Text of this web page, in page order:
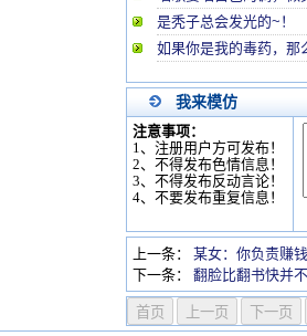
是秃子总会发光的~！
如果你是我的毒药，那
我来模仿
注意事项：
1、注册用户方可发布！
2、不得发布色情信息！
3、不得发布反动言论！
4、不要发布重复信息！
上一条：
某女：你负责赚
下一条：
翻脸比翻书快并